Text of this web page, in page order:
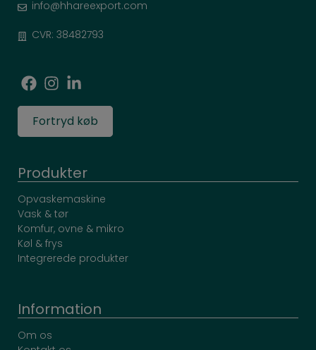
info@hhareexport.com
CVR: 38482793
Fortryd køb
Produkter
Opvaskemaskine
Vask & tør
Komfur, ovne & mikro
Køl & frys
Integrerede produkter
Information
Om os